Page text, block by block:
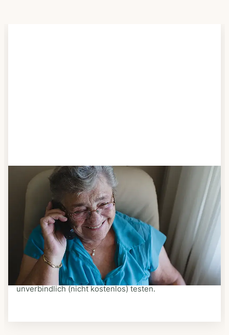
Schritt 3
Bestellen & liefern lassen
Suchen Sie sich aus dem Speiseplan Ihres Anbieters
aus, was Ihnen schmeckt. Bestellen Sie telefonisch,
schriftlich oder im Online-Shop Ihres Anbieters.
Ein Kurier liefert Ihnen das bestellte Essen zum
vereinbarten Zeitpunkt nach Hause. Bei vielen
Anbietern können Sie Essen auf Rädern auch
unverbindlich (nicht kostenlos) testen.